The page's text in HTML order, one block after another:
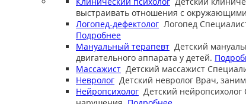
выстраивать отношения с
Логопед-дефектолог Логопед
Подробнее
Мануальный терапевт Детский
двигательного аппарата у детей.
Массажист Детский массажист
Невролог Детский невролог Врач,
Нейропсихолог Детский нейропсихолог